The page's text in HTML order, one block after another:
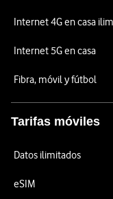
Internet 4G en casa
Internet 5G en casa
Fibra, móvil y fútbol
Tarifas móviles
Datos ilimitados
eSIM